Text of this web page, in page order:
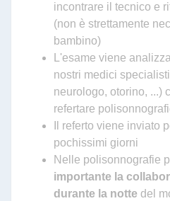
incontrare il tecnico e
(non è strettamente
bambino)
L'esame viene
nostri medici
neurologo, otorino, ...)
refertare
Il referto viene inviato
pochissimi giorni
Nelle polisonnografie
importante la
durante la notte del